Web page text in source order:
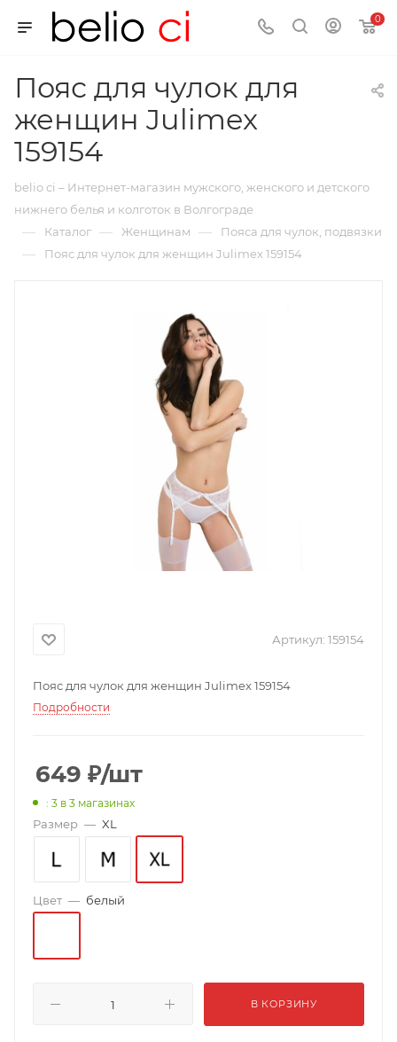
0
Пояс для чулок для
женщин Julimex
159154
belio ci – Интернет-магазин мужского, женского и детского
нижнего белья и колготок в Волгограде
— Каталог — Женщинам — Пояса для чулок, подвязки
— Пояс для чулок для женщин Julimex 159154
Артикул: 159154
Пояс для чулок для женщин Julimex 159154
Подробности
649 ₽/шт
: 3 в 3 магазинах
Размер — XL
Цвет — белый
В КОРЗИНУ